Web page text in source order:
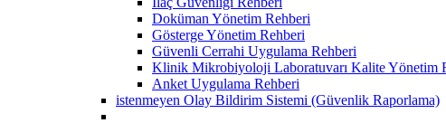
Doküman Yönetim Rehberi
Gösterge Yönetim Rehberi
Güvenli Cerrahi Uygulama Rehberi
Klinik Mikrobiyoloji Laboratuvarı Kalite Yönetim
Anket Uygulama Rehberi
istenmeyen Olay Bildirim Sistemi (Güvenlik Raporlama)